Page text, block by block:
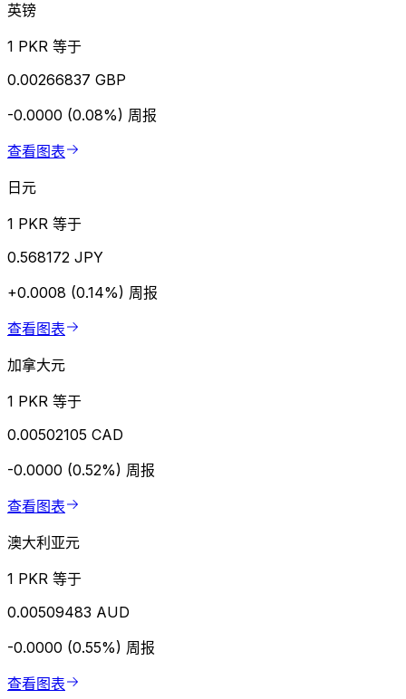
英镑
1 PKR 等于
0.00266837 GBP
-0.0000 (0.08%) 周报
查看图表
日元
1 PKR 等于
0.568172 JPY
+0.0008 (0.14%) 周报
查看图表
加拿大元
1 PKR 等于
0.00502105 CAD
-0.0000 (0.52%) 周报
查看图表
澳大利亚元
1 PKR 等于
0.00509483 AUD
-0.0000 (0.55%) 周报
查看图表